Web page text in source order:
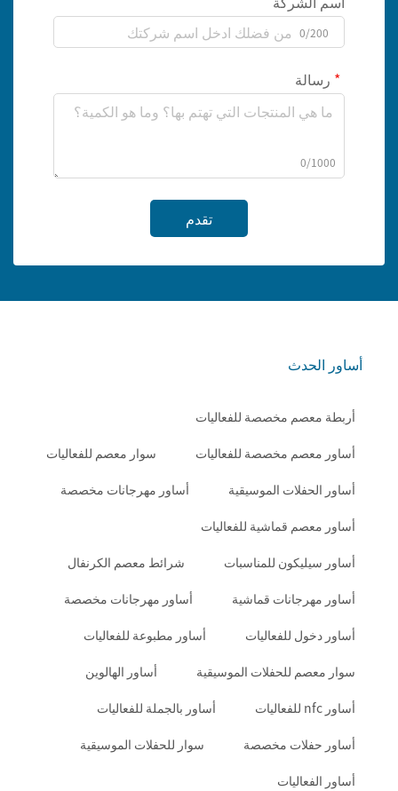
0/200
رسالة
0/1000
تقدم
أساور الحدث
أربطة معصم مخصصة للفعاليات
أساور معصم مخصصة للفعاليات سوار معصم للفعاليات
أساور الحفلات الموسيقية أساور مهرجانات مخصصة
أساور معصم قماشية للفعاليات
أساور سيليكون للمناسبات شرائط معصم الكرنفال
أساور مهرجانات قماشية أساور مهرجانات مخصصة
أساور دخول للفعاليات أساور مطبوعة للفعاليات
سوار معصم للحفلات الموسيقية أساور الهالوين
أساور nfc للفعاليات أساور بالجملة للفعاليات
أساور حفلات مخصصة سوار للحفلات الموسيقية
أساور الفعاليات